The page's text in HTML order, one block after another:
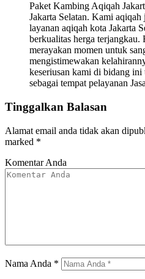
Paket Kambing Aqiqah
Jakarta Selatan. Kami aqiqah
layanan aqiqah kota Jakarta
berkualitas herga
merayakan momen untuk
mengistimewakan
keseriusan kami di bidang ini
sebagai tempat pelayanan
Tinggalkan Balasan
Alamat email anda tidak akan
marked *
Komentar Anda
Nama Anda *